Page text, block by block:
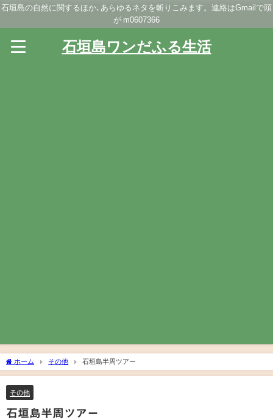
石垣島の自然に関するほか､あらゆるネタを斬りこみます。連絡はGmailで頭
が m0607366
石垣島ワンだふる生活
ホーム その他 石垣島半周ツアー
その他
石垣島半周ツアー